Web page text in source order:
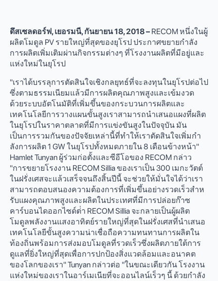
ดึสเซลดอร์ฟ, เยอรมนี, กันยายน 18, 2018 – RECOM หนึ่งในผู้
ผลิตโมดูล PV รายใหญ่ที่สุดของยุโรป ประกาศขยายกําลัง
การผลิตเพิ่มเติมผ่านกิจกรรมต่างๆ ที่โรงงานผลิตที่มีอยู่และ
แห่งใหม่ในยุโรป
"เราได้บรรลุการตัดสินใจเชิงกลยุทธ์ที่จะลงทุนในยุโรปต่อไป
ซึ่งตามธรรมเนียมแล้วมีการผลิตคุณภาพสูงและเข้มงวด
ด้วยระบบอัตโนมัติที่เพิ่มขึ้นของกระบวนการผลิตและ
เทคโนโลยีการวางแผนขั้นสูงเราสามารถนําเสนอแผงที่ผลิต
ในยุโรปในราคาตลาดที่มีการแข่งขันสูงในปัจจุบัน มัน
เป็นการรวมกันของปัจจัยเหล่านี้ที่ทําให้เราตัดสินใจเพิ่มกํา
ลังการผลิต 1 GW ในยุโรปทั้งหมดภายใน 8 เดือนข้างหน้า"
Hamlet Tunyan ผู้ร่วมก่อตั้งและซีอีโอของ RECOM กล่าว
"การขยายโรงงาน RECOM Sillia ของเราเป็น 300 เมกะวัตต์
ในฝรั่งเศสจะแล้วเสร็จจนถึงสิ้นปีนี้ จะช่วยให้มั่นใจได้ว่าเรา
สามารถตอบสนองความต้องการที่เพิ่มขึ้นอย่างรวดเร็วสําห
รับแผงคุณภาพสูงและผลิตในประเทศที่มีการปล่อยก๊าซ
คาร์บอนไดออกไซด์ต่ํา RECOM Sillia จะกลายเป็นผู้ผลิต
โมดูลพลังงานแสงอาทิตย์รายใหญ่ที่สุดในฝรั่งเศสที่นําเสนอ
เทคโนโลยีขั้นสูงความน่าเชื่อถือความทนทานการผลิตใน
ท้องถิ่นพร้อมการส่งมอบโมดูลที่รวดเร็วซึ่งผลิตภายใต้การ
ดูแลที่ยิ่งใหญ่ที่สุดเพื่อการปกป้องสิ่งแวดล้อมและอนาคต
ของโลกของเรา" Tunyan กล่าวต่อ "ในขณะเดียวกัน โรงงาน
แห่งใหม่ของเราในอาร์เมเนียที่จะออนไลน์เร็วๆ นี้ ด้วยกําลัง